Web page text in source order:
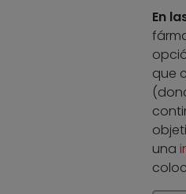
En
que
una